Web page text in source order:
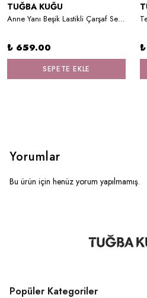
TUĞBA KUĞU
Anne Yanı Beşik Lastikli Çarşaf Seti (55x95) - For Baby Serisi - Mavi Büyük Balonlu Fil
₺ 659.00
SEPETE EKLE
Yorumlar
Bu ürün için henüz yorum yapılmamış.
Popüler Kategoriler